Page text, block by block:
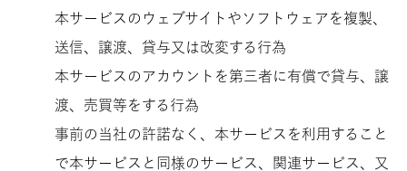
本サービスのウェブサイトやソフトウェアを複製、
送信、譲渡、貸与又は改変する行為
本サービスのアカウントを第三者に有償で貸与、譲
渡、売買等をする行為
事前の当社の許諾なく、本サービスを利用すること
で本サービスと同様のサービス、関連サービス、又